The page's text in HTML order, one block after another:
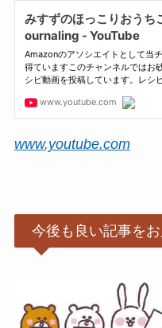
www.youtube.com
今後も良い記事を